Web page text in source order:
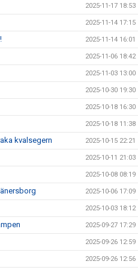
2025-11-17 18:53
2025-11-14 17:15
2025-11-14 16:01
2025-11-06 18:42
2025-11-03 13:00
2025-10-30 19:30
2025-10-18 16:30
2025-10-18 11:38
kvalsegern 2025-10-15 22:21
2025-10-11 21:03
2025-10-08 08:19
2025-10-06 17:09
2025-10-03 18:12
2025-09-27 17:29
2025-09-26 12:59
2025-09-26 12:56